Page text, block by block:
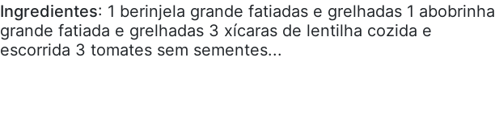
Ingredientes: 1 berinjela grande fatiadas e grelhadas 1 abobrinha
grande fatiada e grelhadas 3 xícaras de lentilha cozida e
escorrida 3 tomates sem sementes...